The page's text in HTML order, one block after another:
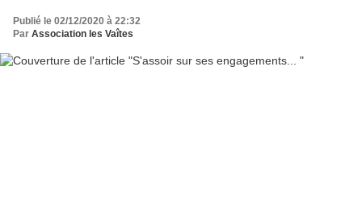
Publié le 02/12/2020 à 22:32
Par Association les Vaîtes